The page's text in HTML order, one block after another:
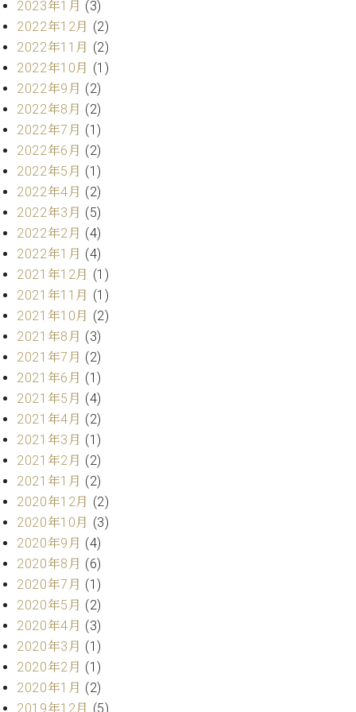
ト
ピ
ア
ノ
C.
ベ
ヒ
シ
ュ
イ
ン
レ
ジ
デ
ン
ス
ア
ッ
プ
ラ
イ
ピ
ア
ノ
C.
ベ
ヒ
シ
ュ
タ
イ
ン
ア
カ
デ
ミ
ジオ
レン
タル
ホー
ル・
スタ
ジオ
空き
状況
動
画
録
サ
ー
ビ
ス
教
室
ピ
ア
ノ
コ
ン
シ
ェ
ル
ア
ク
セ
ス
セン
ム東
京の
ご案
2023年1月 (3)
2022年12月 (2)
2022年11月 (2)
2022年10月 (1)
2022年9月 (2)
2022年8月 (2)
2022年7月 (1)
2022年6月 (2)
2022年5月 (1)
2022年4月 (2)
2022年3月 (5)
2022年2月 (4)
2022年1月 (4)
2021年12月 (1)
2021年11月 (1)
2021年10月 (2)
2021年8月 (3)
2021年7月 (2)
2021年6月 (1)
2021年5月 (4)
2021年4月 (2)
2021年3月 (1)
2021年2月 (2)
2021年1月 (2)
2020年12月 (2)
2020年10月 (3)
2020年9月 (4)
2020年8月 (6)
2020年7月 (1)
2020年5月 (2)
2020年4月 (3)
2020年3月 (1)
2020年2月 (1)
2020年1月 (2)
2019年12月 (5)